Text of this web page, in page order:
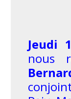
Jeudi
nous